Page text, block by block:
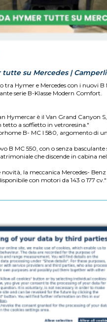
tutte su Mercedes |
tra Hymer e Mercedes con i nuovi B
serie B-Klasse Modern Comfort.
Hymercar è il Van Grand Canyon
tetto a soffietto in vetroresina."
B- MC I 580, argomento di
B MC 550, con o senza basculante
che discende in cabina
novità, la meccanica Mercedes-
con motori da 143 o 177 cv."